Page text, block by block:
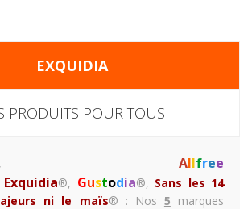
EXQUIDIA
PRODUITS POUR TOUS
Allfree
Exquidia®, Gustodia®, Sans les 14
ni le maïs® : Nos 5 marques